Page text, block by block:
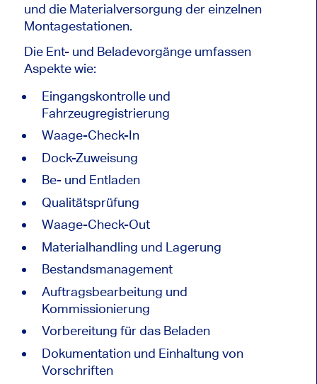
und die Materialversorgung der einzelnen
Montagestationen.
Die Ent- und Beladevorgänge umfassen
Aspekte wie:
Eingangskontrolle und
Fahrzeugregistrierung
Waage-Check-In
Dock-Zuweisung
Be- und Entladen
Qualitätsprüfung
Waage-Check-Out
Materialhandling und Lagerung
Bestandsmanagement
Auftragsbearbeitung und
Kommissionierung
Vorbereitung für das Beladen
Dokumentation und Einhaltung von
Vorschriften